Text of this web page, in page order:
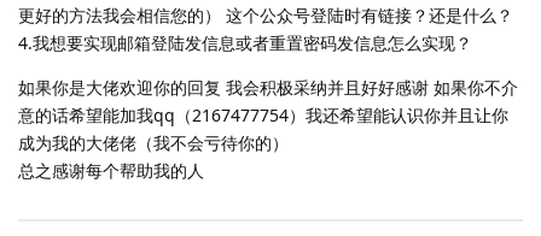
更好的方法我会相信您的） 这个公众号登陆时有链接？还是什么？
4.我想要实现邮箱登陆发信息或者重置密码发信息怎么实现？
如果你是大佬欢迎你的回复 我会积极采纳并且好好感谢 如果你不介
意的话希望能加我qq（2167477754）我还希望能认识你并且让你
成为我的大佬佬（我不会亏待你的）
总之感谢每个帮助我的人